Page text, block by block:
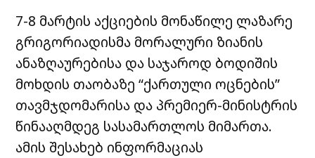
7-8 მარტის აქციების მონაწილე ლაზარე
გრიგორიადისმა მორალური ზიანის
ანაზღაურებისა და საჯაროდ ბოდიშის
მოხდის თაობაზე “ქართული ოცნების”
თავმჯდომარისა და პრემიერ-მინისტრის
წინააღმდეგ სასამართლოს მიმართა.
ამის შესახებ ინფორმაციას